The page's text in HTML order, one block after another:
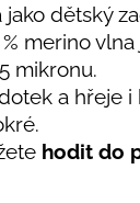
jako dětský
merino vlna
mikronu.
a hřeje
hodit do